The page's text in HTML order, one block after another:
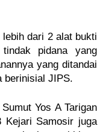
dari 2 alat bukti
pidana yang
yang ditandai
berinisial JIPS.
Yos A Tarigan
Kejari Samosir juga